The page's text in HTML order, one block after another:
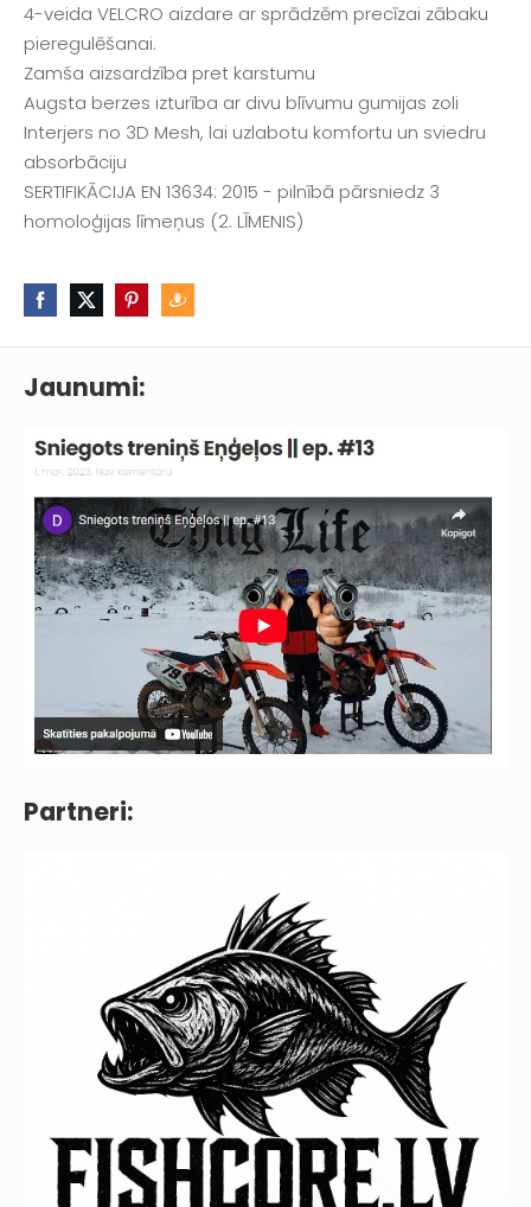
Jaunumi:
Partneri:
4-veida VELCRO aizdare ar sprādzēm precīzai zābaku
pieregulēšanai.
Zamša aizsardzība pret karstumu
Augsta berzes izturība ar divu blīvumu gumijas zoli
Interjers no 3D Mesh, lai uzlabotu komfortu un sviedru
absorbāciju
SERTIFIKĀCIJA EN 13634: 2015 - pilnībā pārsniedz 3
homoloģijas līmeņus (2. LĪMENIS)